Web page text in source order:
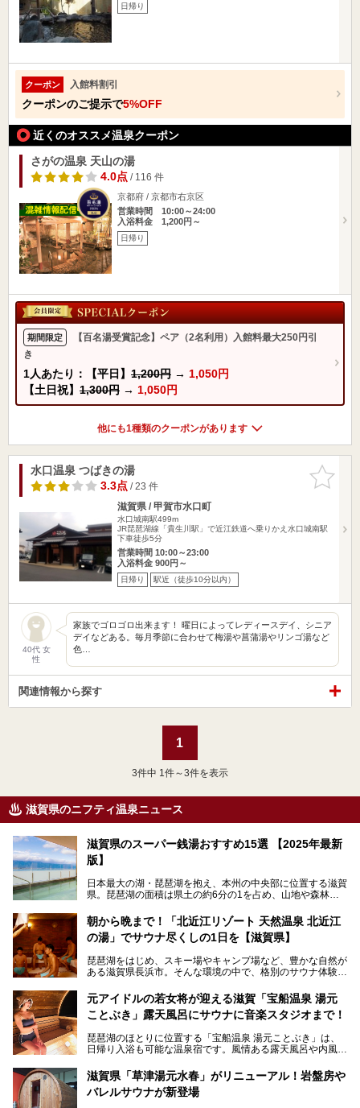
日帰り
クーポン 入館料割引
クーポンのご提示で5%OFF
近くのオススメ温泉クーポン
さがの温泉 天山の湯
4.0点/ 116 件
京都府 / 京都市右京区
営業時間 10:00～24:00
入浴料金 1,200円～
日帰り
期間限定
【百名湯受賞記念】ペア（2名利用）入館料最大250円引
き
1人あたり：【平日】 1,200円 → 1,050円
【土日祝】 1,300円 → 1,050円
他にも1種類のクーポンがあります
お気に入
りに追加
水口温泉 つばきの湯
3.3点/ 23 件
滋賀県 / 甲賀市水口町
水口城南駅499m
JR琵琶湖線「貴生川駅」で近江鉄道へ乗りかえ水口城南駅
下車徒歩5分
営業時間 10:00～23:00
入浴料金 900円～
日帰り 駅近（徒歩10分以内）
40代 女
性
家族でゴロゴロ出来ます！ 曜日によってレディースデイ、シニア
デイなどある。毎月季節に合わせて梅湯や菖蒲湯やリンゴ湯など
色…
関連情報から探す
1
3件中 1件～3件を表示
滋賀県のニフティ温泉ニュース
滋賀県のスーパー銭湯おすすめ15選 【2025年最新
版】
日本最大の湖・琵琶湖を抱え、本州の中央部に位置する滋賀
県。琵琶湖の面積は県土の約6分の1を占め、山地や森林部
して栄え、県内には世界遺産の比叡山延暦寺、天守が国宝に
指定されている彦根城、国の特別史跡の安土城跡など、多数
の史跡があります。
琵琶湖の雄大な景色を眺めながら入れる施設もありますよ。
朝から晩まで！「北近江リゾート 天然温泉 北近江
の湯」でサウナ尽くしの1日を【滋賀県】
琵琶湖をはじめ、スキー場やキャンプ場など、豊かな自然が
ある滋賀県長浜市。そんな環境の中で、格別のサウナ体験を
今回は、「北近江リゾート 天然温泉 北近江の湯」で朝から
晩まで楽しめる過ごし方をご紹介！ サウナ設備やサウナド
違いなしですよ。
───
この記事は北近江リゾート 天然温泉 北近江の湯のPR記事で
す。
元アイドルの若女将が迎える滋賀「宝船温泉 湯元
ことぶき」露天風呂にサウナに音楽スタジオまで！
琵琶湖のほとりに位置する「宝船温泉 湯元ことぶき」は、
日帰り入浴も可能な温泉宿です。風情ある露天風呂や内風
ープン。湖からそよぐ爽やかな風を感じながらサウナと温泉
が楽しめます。
滋賀県「草津湯元水春」がリニューアル！岩盤房や
バレルサウナが新登場